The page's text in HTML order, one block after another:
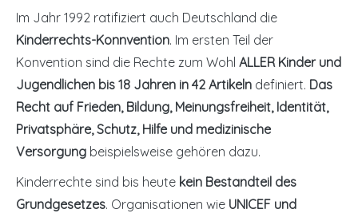
Im Jahr 1992 ratifiziert auch Deutschland die
Kinderrechts-Konnvention. Im ersten Teil der
Konvention sind die Rechte zum Wohl ALLER Kinder und
Jugendlichen bis 18 Jahren in 42 Artikeln definiert. Das
Recht auf Frieden, Bildung, Meinungsfreiheit, Identität,
Privatsphäre, Schutz, Hilfe und medizinische
Versorgung beispielsweise gehören dazu.
Kinderrechte sind bis heute kein Bestandteil des
Grundgesetzes. Organisationen wie UNICEF und